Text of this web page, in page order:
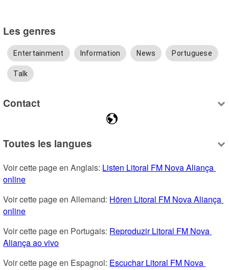
Les genres
Entertainment Information News Portuguese
Talk
Contact
Toutes les langues
Voir cette page en Anglais: Listen Litoral FM Nova Aliança
online
Voir cette page en Allemand: Hören Litoral FM Nova Aliança
online
Voir cette page en Portugais: Reproduzir Litoral FM Nova
Aliança ao vivo
Voir cette page en Espagnol: Escuchar Litoral FM Nova